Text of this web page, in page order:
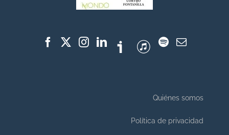
Quiénes somos
Política de privacidad